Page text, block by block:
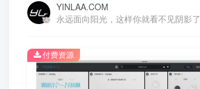
YINLAA.COM
永远面向阳光，这样你就看不见阴影了
付费资源